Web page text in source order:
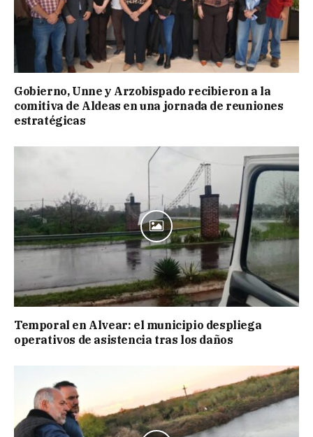
Gobierno, Unne y Arzobispado recibieron a la
comitiva de Aldeas en una jornada de reuniones
estratégicas
Temporal en Alvear: el municipio despliega
operativos de asistencia tras los daños